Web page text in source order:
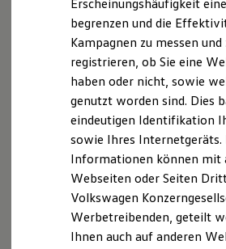
myVolkswagen
myVolkswagen Business
Elektrisch & Autonom
Elektro - & Hybridfahrzeuge
Unser Ansatz
Klimafreundlicher
Reichweite & Ladelösungen
Reichweitensimulator
Ladezeitensimulator
Ladelösungen für
Ladelösungen für
Wallbox und Ladekabel
Förderung & Kosten der
Fördermöglichkeiten
Fördermöglichkeiten
http://
vr@dihk.de
Vermittlerregisternummer: D-
Berufsbezeichnung: Gebundener
Versicherungsvermittler nach § 34
Berufsrechtliche Regelungen: § 34
VVG, VersVermV
Wir bieten eine Beratung an und
Tätigkeit als
welche in der
sind. Die berufsrechtlichen
die vom Bundesministerium der
Erscheinungshäufigkeit
begrenzen und die
Kampagnen zu messen und
registrieren, ob Sie eine
haben oder nicht, sowie
genutzt worden sind. Dies
eindeutigen Identifikation
sowie Ihres Internetgeräts.
Informationen können mit
Webseiten oder Seiten
Volkswagen
Werbetreibenden, geteilt
Ihnen auch auf anderen